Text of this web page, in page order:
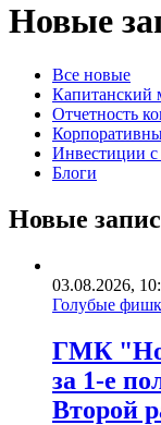
Новые
Все новые
Капитанский
Отчетность
Инвестиции
Блоги
Новые
03.08.2026,
Голубые
ГМК
за 1-е
Второй